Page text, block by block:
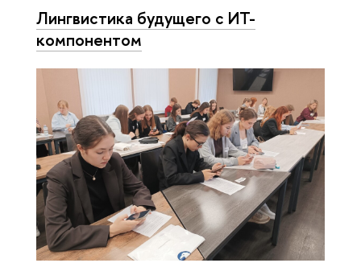
Лингвистика будущего с ИТ-
компонентом